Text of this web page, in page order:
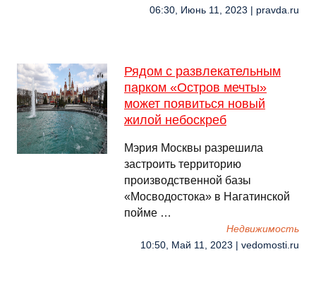
06:30, Июнь 11, 2023 | pravda.ru
Рядом с развлекательным
парком «Остров мечты»
может появиться новый
жилой небоскреб
Мэрия Москвы разрешила
застроить территорию
производственной базы
«Мосводостока» в Нагатинской
пойме …
Недвижимость
10:50, Май 11, 2023 | vedomosti.ru